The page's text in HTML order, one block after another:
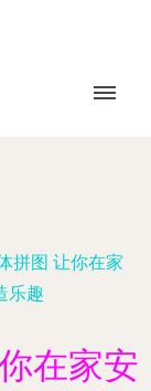
拼图 让你在家
乐趣
在家安